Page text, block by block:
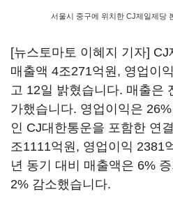
서울시 중구에 위치한 CJ제일제당
[뉴스토마토 이혜지 기자] CJ
매출액 4조271억원, 영업이
고 12일 밝혔습니다. 매출은
가했습니다. 영업이익은
인 CJ대한통운을 포함한 연
조1111억원, 영업이익 2381
년 동기 대비 매출액은 6%
2% 감소했습니다.